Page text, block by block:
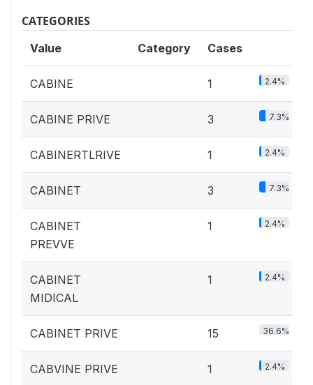
CATEGORIES
Value Category Cases
CABINE 1 2.4%
CABINE PRIVE 3 7.3%
CABINERTLRIVE 1 2.4%
CABINET 3 7.3%
CABINET
PREVVE
1 2.4%
CABINET
MIDICAL
1 2.4%
CABINET PRIVE 15 36.6%
CABVINE PRIVE 1 2.4%